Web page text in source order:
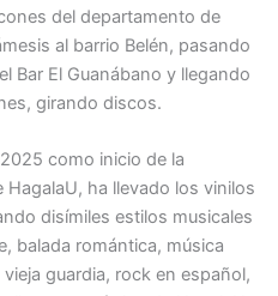
del departamento de
al barrio Belén, pasando
Bar El Guanábano y llegando
girando discos.
como inicio de la
ha llevado los vinilos
disímiles estilos musicales
balada romántica, música
guardia, rock en español,